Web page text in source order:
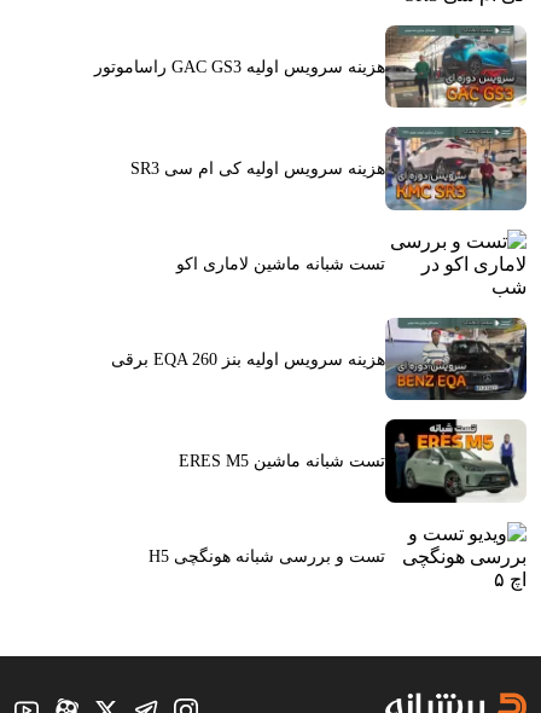
هزینه سرویس اولیه GAC GS3 راساموتور
هزینه سرویس اولیه کی ام سی SR3
تست شبانه ماشین لاماری اکو
هزینه سرویس اولیه بنز EQA 260 برقی
تست شبانه ماشین ERES M5
تست و بررسی شبانه هونگچی H5